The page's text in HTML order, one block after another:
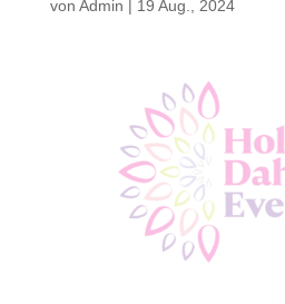
von Admin | 19 Aug., 2024